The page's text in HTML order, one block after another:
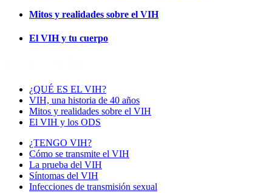
Mitos y realidades sobre el VIH
El VIH y tu cuerpo
¿QUÉ ES EL VIH?
VIH, una historia de 40 años
Mitos y realidades sobre el VIH
El VIH y los ODS
¿TENGO VIH?
Cómo se transmite el VIH
La prueba del VIH
Síntomas del VIH
Infecciones de transmisión sexual